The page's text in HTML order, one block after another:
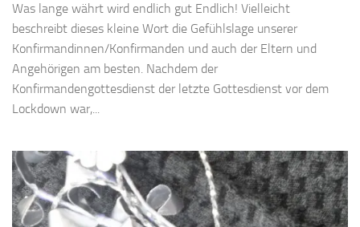
Was lange währt wird endlich gut Endlich! Vielleicht
beschreibt dieses kleine Wort die Gefühlslage unserer
Konfirmandinnen/Konfirmanden und auch der Eltern und
Angehörigen am besten. Nachdem der
Konfirmandengottesdienst der letzte Gottesdienst vor dem
Lockdown war,...